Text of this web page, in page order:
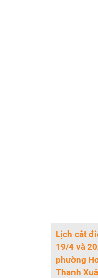
Lịch cắt
19/4 và
phường
Thanh